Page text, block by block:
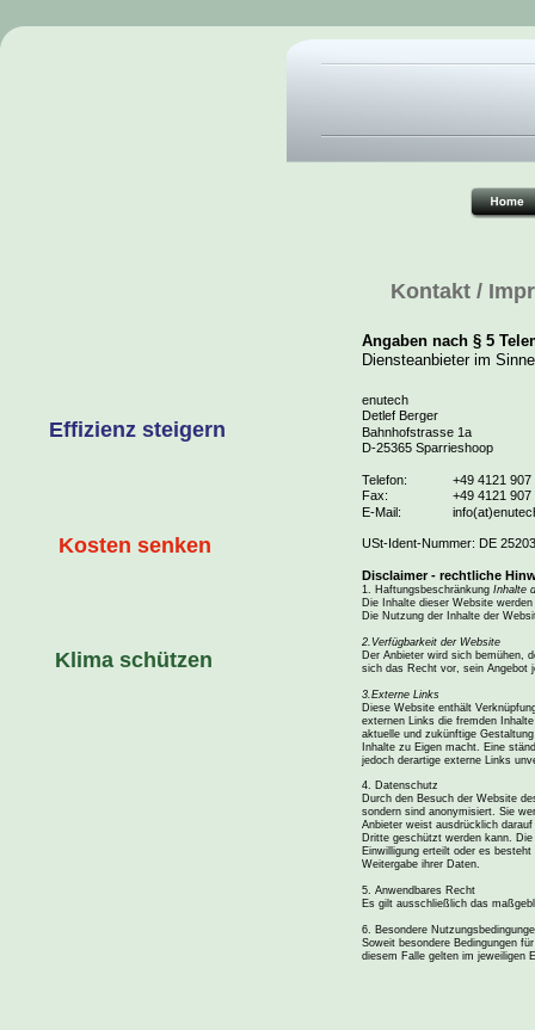
Effizienz steigern
Kosten senken
Klima schützen
Kontakt /
Angaben nach § 5
Diensteanbieter im
enutech
Detlef Berger
Bahnhofstrasse 1a
D-25365 Sparrieshoop
Telefon:
+49 4121 907
Fax:
+49 4121 907
E-Mail:
USt-Ident-Nummer: DE
Disclaimer - rechtliche
1. Haftungsbeschränkung Inhalte
Die Inhalte dieser Website
Die Nutzung der Inhalte der
2.Verfügbarkeit der Website
Der Anbieter wird sich bemühen,
sich das Recht vor, sein Angebot
3.Externe Links
Diese Website enthält
externen Links die fremden
aktuelle und zukünftige
Inhalte zu Eigen macht. Eine
jedoch derartige externe Links
4. Datenschutz
Durch den Besuch der Website
sondern sind anonymisiert. Sie
Anbieter weist ausdrücklich
Dritte geschützt werden kann.
Einwilligung erteilt oder es
Weitergabe ihrer Daten.
5. Anwendbares Recht
Es gilt ausschließlich das
6. Besondere
Soweit besondere Bedingungen
diesem Falle gelten im jeweiligen